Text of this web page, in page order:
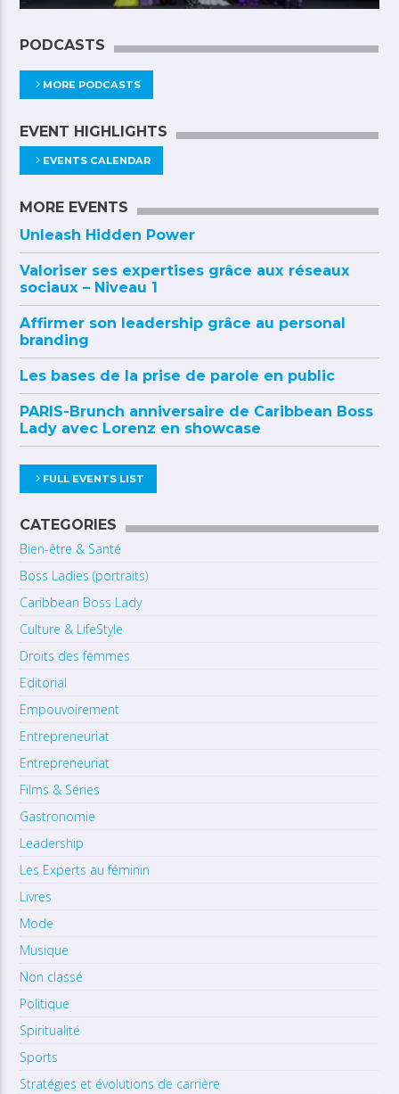
PODCASTS
MORE PODCASTS
EVENT HIGHLIGHTS
EVENTS CALENDAR
MORE EVENTS
Unleash Hidden Power
Valoriser ses expertises grâce aux réseaux
sociaux – Niveau 1
Affirmer son leadership grâce au personal
branding
Les bases de la prise de parole en public
PARIS-Brunch anniversaire de Caribbean Boss
Lady avec Lorenz en showcase
FULL EVENTS LIST
CATEGORIES
Bien-être & Santé
Boss Ladies (portraits)
Caribbean Boss Lady
Culture & LifeStyle
Droits des femmes
Editorial
Empouvoirement
Entrepreneuriat
Entrepreneuriat
Films & Séries
Gastronomie
Leadership
Les Experts au féminin
Livres
Mode
Musique
Non classé
Politique
Spiritualité
Sports
Stratégies et évolutions de carrière